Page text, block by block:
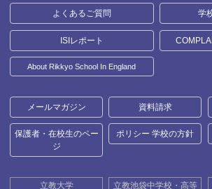
よくあるご質問 学
ISIレポート
About Rikkyo School In England
メールマガジン 資料請求
保護者・在校生のペー
ジ
ポリシー 学校の方針
立教大学 立教池袋中学校・高等